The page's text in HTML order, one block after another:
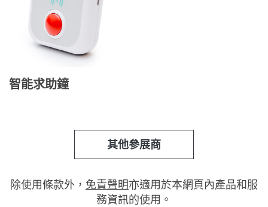
智能求助鐘
其他參展商
除使用條款外， 免責聲明亦適用於本網頁內產品和服
務資訊的使用。